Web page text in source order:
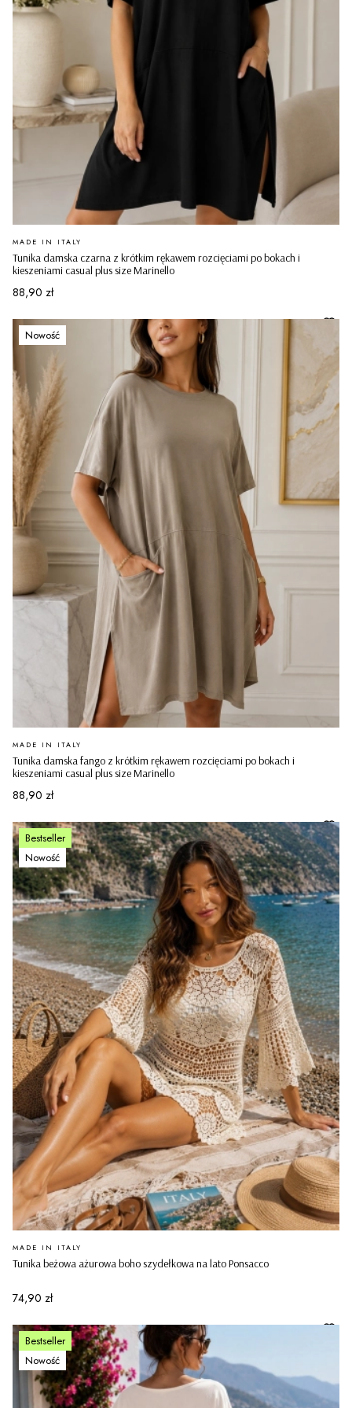
Tunika damska czarna z krótkim rękawem rozcięciami po bokach i
kieszeniami casual plus size Marinello
PRODUCENT
MADE IN ITALY
Cena
88,90 zł
Nowość
Tunika damska fango z krótkim rękawem rozcięciami po bokach i
kieszeniami casual plus size Marinello
PRODUCENT
MADE IN ITALY
Cena
88,90 zł
Bestseller
Nowość
Tunika beżowa ażurowa boho szydełkowa na lato Ponsacco
PRODUCENT
MADE IN ITALY
Cena
74,90 zł
Bestseller
Nowość